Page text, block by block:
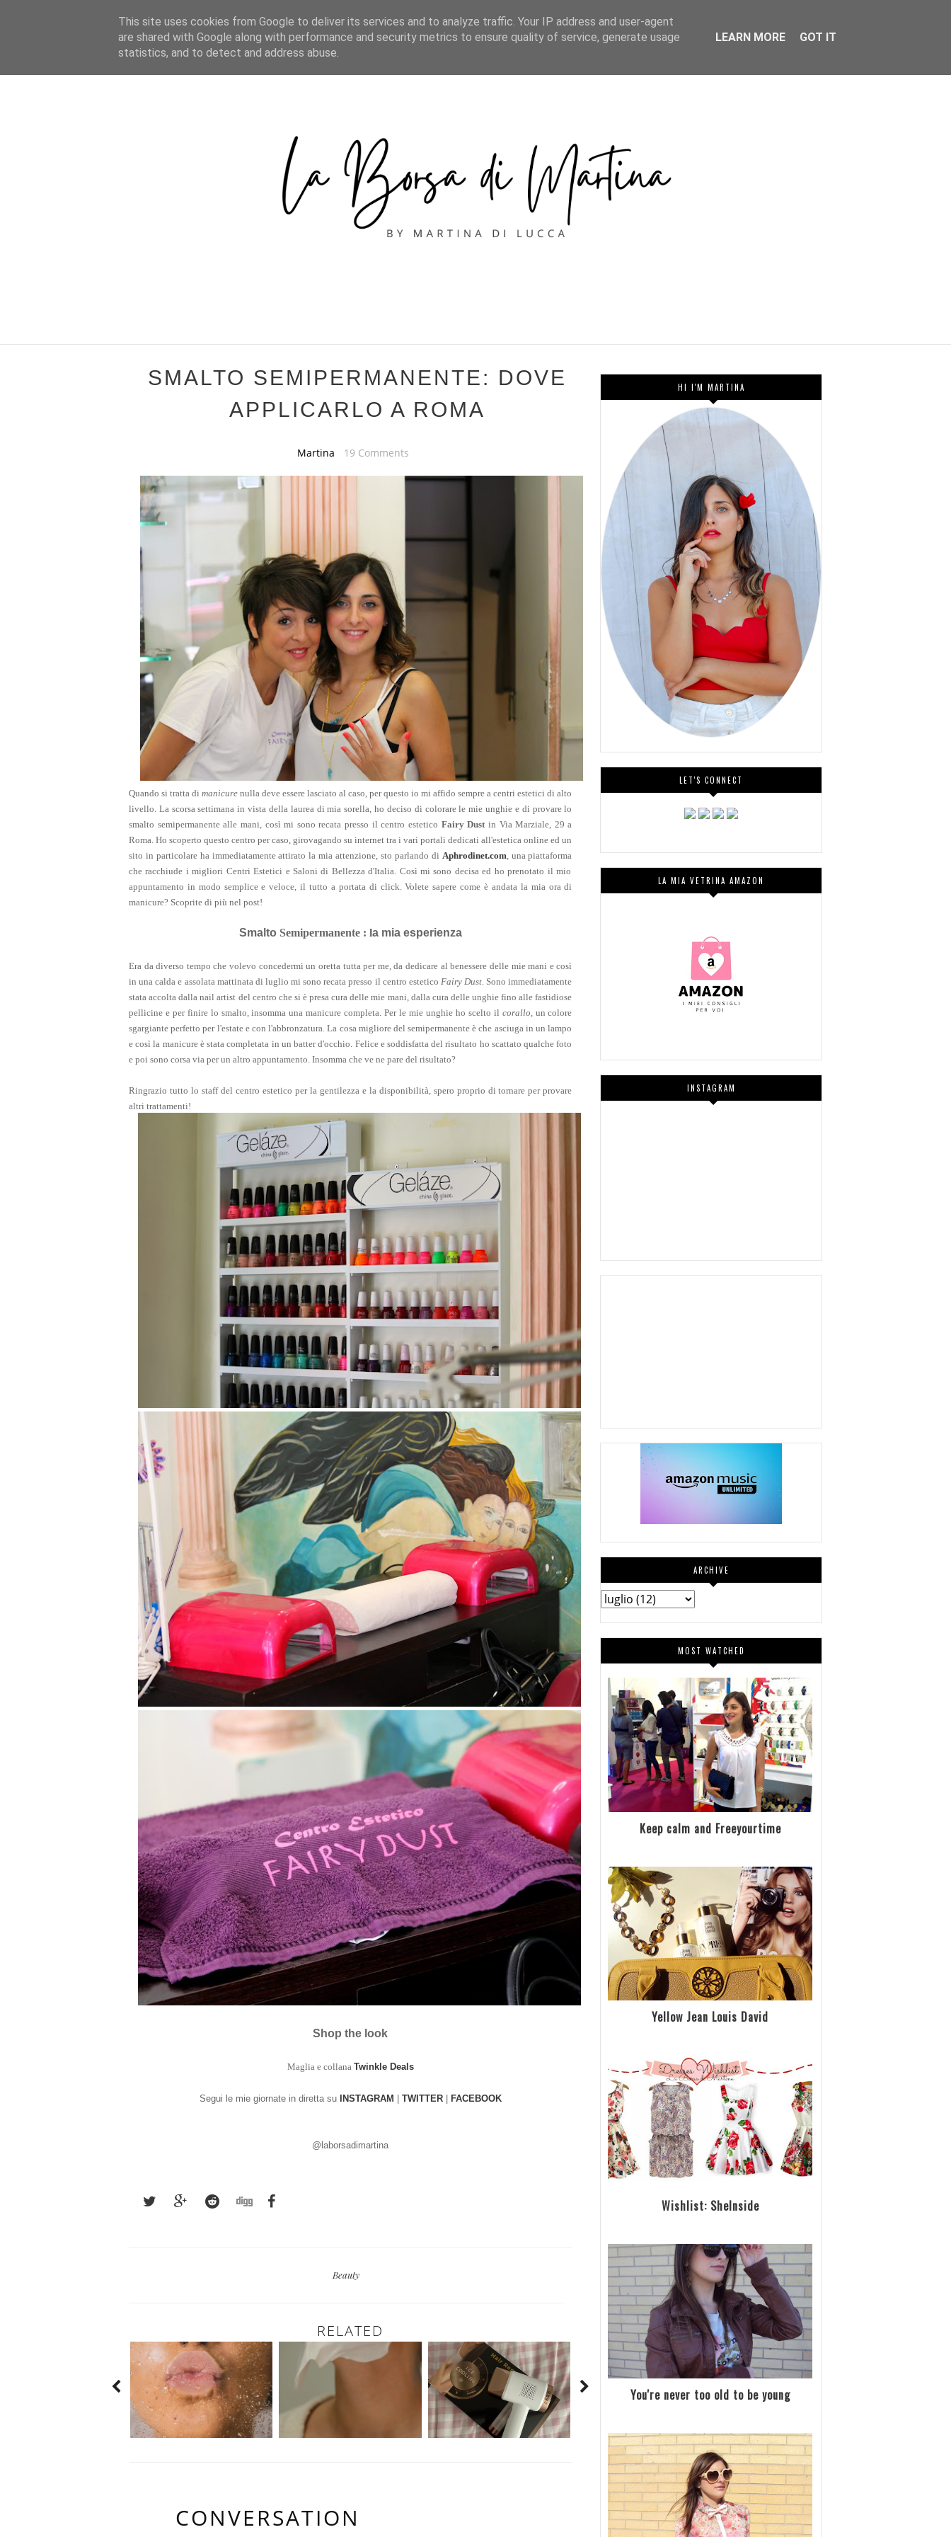
HOME CATEGORIES CONTACT
SMALTO SEMIPERMANENTE: DOVE
APPLICARLO A ROMA
Martina 19 Comments
Quando si tratta dimanicure nulla deve essere lasciato al caso, per questo io mi affido sempre a centri estetici di alto
livello. La scorsa settimana in vista della laurea di mia sorella, ho deciso di colorare le mie unghie e di provare lo
smalto semipermanente alle mani, così mi sono recata presso il centro estetico Fairy Dustin Via Marziale, 29 a
Roma. Ho scoperto questo centro per caso, girovagando su internet tra i variportali dedicati all'estetica online ed un
sito in particolare ha immediatamente attiratola mia attenzione, sto parlando di Aphrodinet.com, una piattaforma
che racchiude i migliori CentriEstetici e Saloni di Bellezza d'Italia. Così mi sono decisa ed ho prenotato il mio
appuntamento in modo semplice e veloce, il tutto a portata di click. Volete sapere come è andata la mia ora di
manicure? Scoprite di più nel post!
Smalto Semipermanente : la mia esperienza
Era da diverso tempo che volevo concedermi un oretta tutta per me, da dedicare al benessere dellemie mani e così
in una calda e assolata mattinata di luglio mi sono recatapresso il centro estetico Fairy Dust. Sono immediatamente
stata accolta dalla nail artist del centro che si è presa cura delle mie mani, dalla cura delle unghie fino alle fastidiose
pellicine e per finire lo smalto, insomma una manicure completa. Per le mie unghieho scelto il corallo, un colore
sgargiante perfetto per l'estate e con l'abbronzatura. La cosa migliore del semipermanente è che asciuga in un lampo
e così la manicure è stata completata in un batter d'occhio. Felice e soddisfatta del risultato ho scattato qualche foto
e poi sono corsa via per un altro appuntamento. Insomma che ve ne pare del risultato?
Ringrazio tutto lo staff del centro estetico per la gentilezza e la disponibilità, spero proprio di tornare per provare
altri trattamenti!
Shop the loo k
Maglia e collana Twinkle Deals
Segui le mie giornate in diretta su INSTAGRAM TWITTER| FACEBOOK
@laborsadimartina
Beauty
RELATED
CONVERSATION
HI I'M MARTINA
LET'S CONNECT
LA MIA VETRINA AMAZON
INSTAGRAM
ARCHIVE
MOST WATCHED
Keep calm and Freeyourtime
Yellow Jean Louis David
Wishlist: SheInside
You're never too old to be young
This site uses cookies from Google to deliver its services and to analyze traffic. Your IP address and user-agent
are shared with Google along with performance and security metrics to ensure quality of service, generate usage
statistics, and to detect and address abuse.
LEARN MORE GOT IT